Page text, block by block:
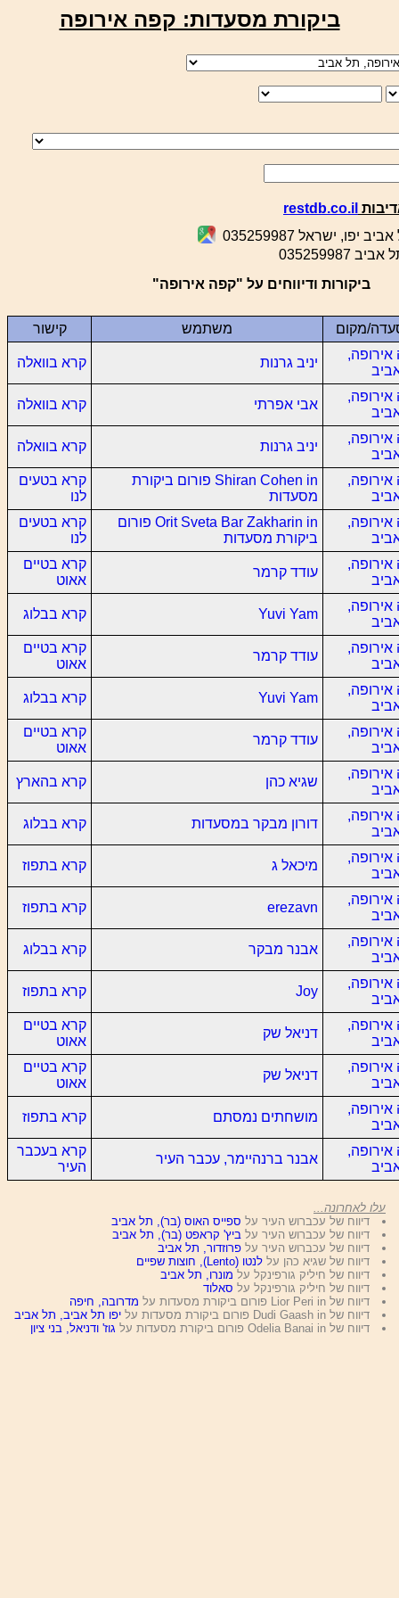
ביקורת מסעדות: קפה אירופה
restdb.co.il
ביקורות ודיווחים על "קפה אירופה"
מקום משתמש
קישור
יניב גרנות קרא בוואלה
אבי אפרתי קרא בוואלה
יניב גרנות קרא בוואלה
Shiran Cohen in פורום ביקורת
מסעדות
קרא בטעים
לנו
Orit Sveta Bar Zakharin in פורום
ביקורת מסעדות
קרא בטעים
לנו
עודד קרמר
קרא בטיים
אאוט
Yuvi Yam קרא בבלוג
עודד קרמר
קרא בטיים
אאוט
Yuvi Yam קרא בבלוג
עודד קרמר
קרא בטיים
אאוט
שגיא כהן קרא בהארץ
דורון מבקר במסעדות קרא בבלוג
מיכאל ג קרא בתפוז
erezavn קרא בתפוז
אבנר מבקר קרא בבלוג
Joy קרא בתפוז
דניאל שק
קרא בטיים
אאוט
דניאל שק
קרא בטיים
אאוט
מושחתים נמסתם קרא בתפוז
אבנר ברנהיימר, עכבר העיר
קרא בעכבר
העיר
עלו לאחרונה...
דיווח של עכברוש העיר על ספייס האוס (בר), תל אביב
דיווח של עכברוש העיר על ביץ' קראפט (בר), תל אביב
דיווח של עכברוש העיר עלפרוזדור, תל אביב
דיווח של שגיא כהן עללנטו (Lento), חוצות שפיים
דיווח של חיליק גורפינקל על מונרו, תל אביב
דיווח של חיליק גורפינקל על סאלוד
דיווח של Lior Peri in פורום ביקורת מסעדות על
מדרובה, חיפה
דיווח של Dudi Gaash in פורום ביקורת מסעדות על
יפו תל אביב, תל אביב
דיווח של Odelia Banai in פורום ביקורת מסעדות על
גוז' ודניאל, בני ציון